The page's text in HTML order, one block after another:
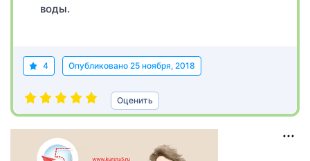
воды.
4 Опубликовано 25 ноября, 2018
Оценить